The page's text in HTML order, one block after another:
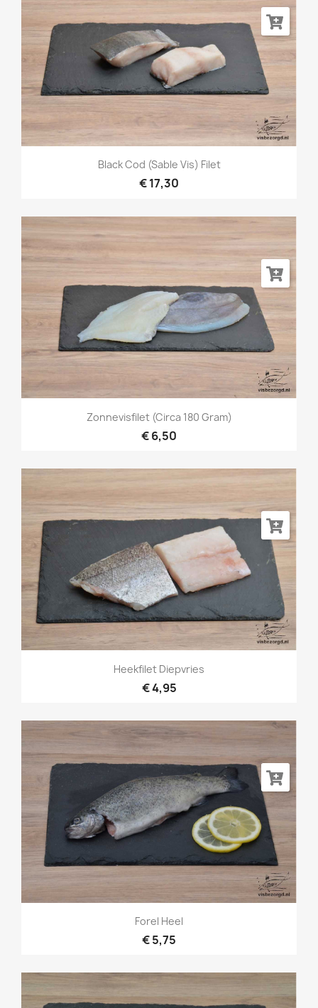
Black Cod (Sable Vis) Filet
€ 17,30
Zonnevisfilet (circa 180 Gram)
€ 6,50
Heekfilet Diepvries
€ 4,95
Forel Heel
€ 5,75